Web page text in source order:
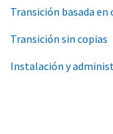
Transición basada en
Transición sin copias
Instalación y